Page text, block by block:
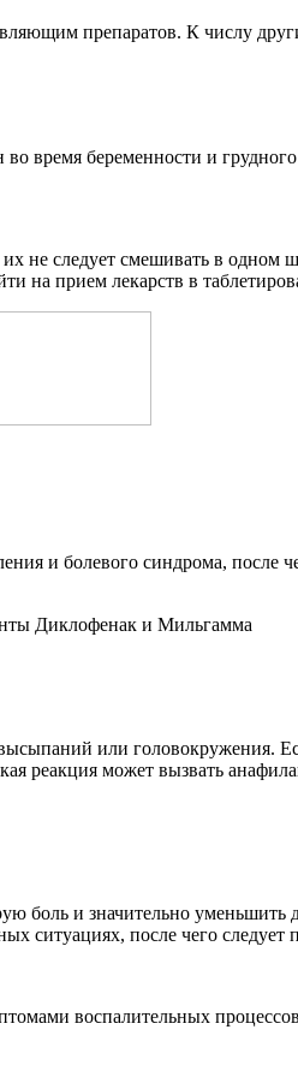
препаратов. К числу
беременности и грудного
следует смешивать в одном
на прием лекарств в
и болевого синдрома, после
или головокружения.
реакция может вызвать
боль и значительно
ситуациях, после чего
воспалительных